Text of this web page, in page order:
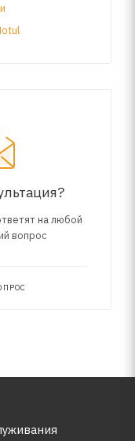
на любой
вопрос